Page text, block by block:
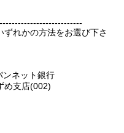
ずれかの方法をお選び下さ
ネット銀行
め支店(002)